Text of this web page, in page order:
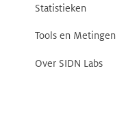
Statistieken
Tools en Metingen
Over SIDN Labs